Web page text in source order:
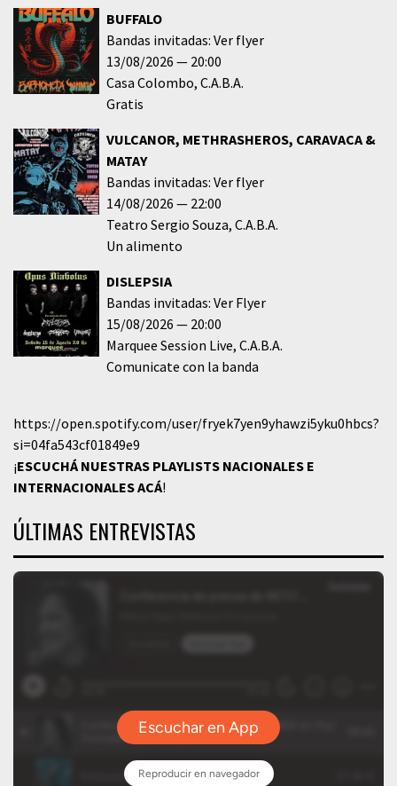
BUFFALO
Bandas invitadas: Ver flyer
13/08/2026
20:00
Casa Colombo C.A.B.A.
Gratis
VULCANOR, METHRASHEROS, CARAVACA &
MATAY
Bandas invitadas: Ver flyer
14/08/2026
22:00
Teatro Sergio Souza C.A.B.A.
Un alimento
DISLEPSIA
Bandas invitadas: Ver Flyer
15/08/2026
20:00
Marquee Session Live C.A.B.A.
Comunicate con la banda
https://open.spotify.com/user/fryek7yen9yhawzi5yku0hbcs?
si=04fa543cf01849e9
¡ESCUCHÁ NUESTRAS PLAYLISTS NACIONALES E
INTERNACIONALESACÁ!
ÚLTIMAS ENTREVISTAS